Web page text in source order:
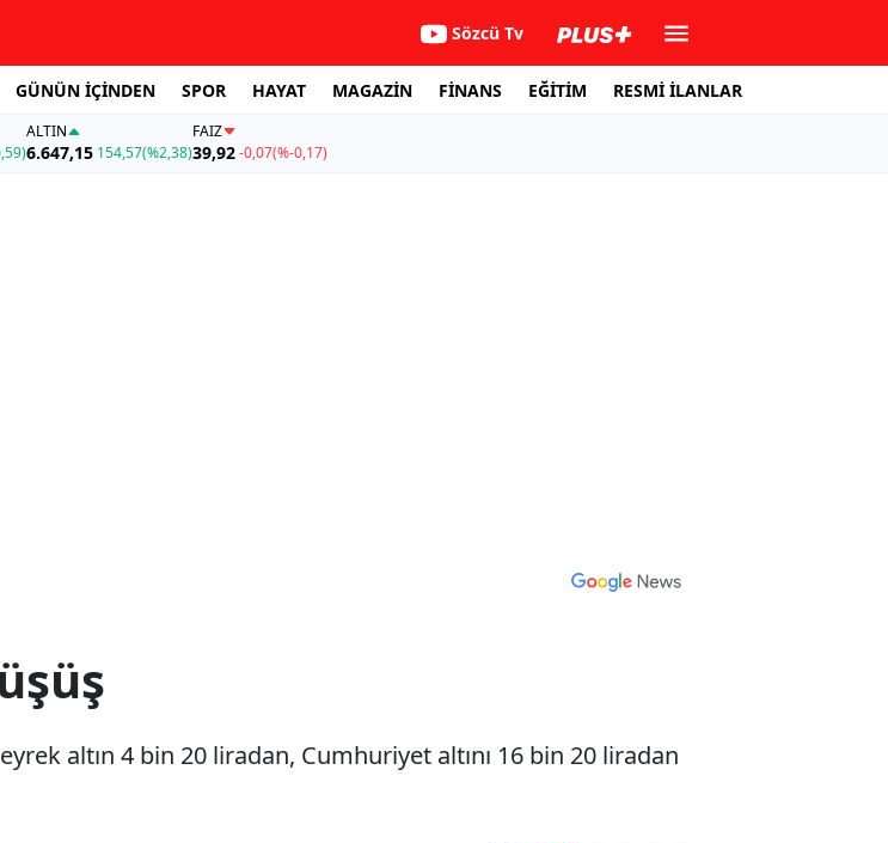
Sözcü Tv
GÜNÜN İÇİNDEN SPOR HAYAT MAGAZİN FİNANS EĞİTİM RESMİ İLANLAR
ALTIN
6.647,15 154,57(%2,38)
FAİZ
39,92-0,07(%-0,17)
altın 4 bin 20 liradan, Cumhuriyet altını 16 bin 20 liradan